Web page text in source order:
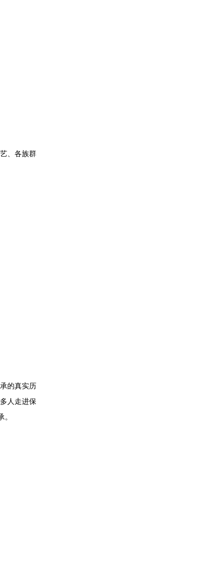
、各族群
的真实历
人走进保